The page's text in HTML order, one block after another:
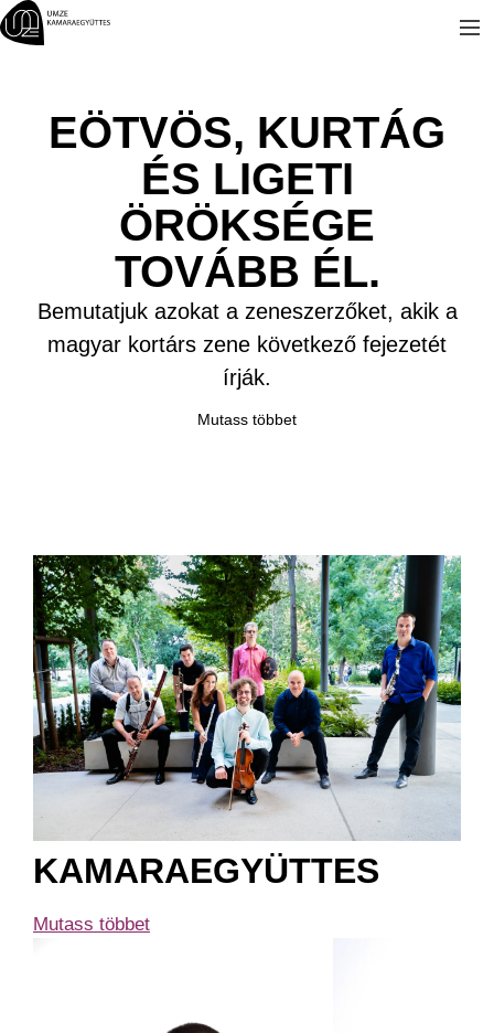
Kilépés
a
EÖTVÖS, KURTÁG
ÉS LIGETI
ÖRÖKSÉGE
TOVÁBB ÉL.
Bemutatjuk azokat a zeneszerzőket, akik a
magyar kortárs zene következő fejezetét
írják.
Mutass többet
KAMARAEGYÜTTES
Mutass többet